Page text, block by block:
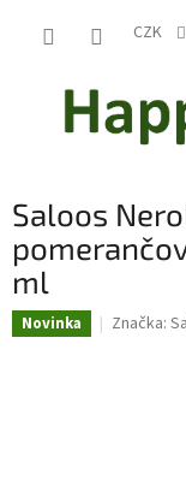
CZK
Saloos
ml
Novinka Značka: